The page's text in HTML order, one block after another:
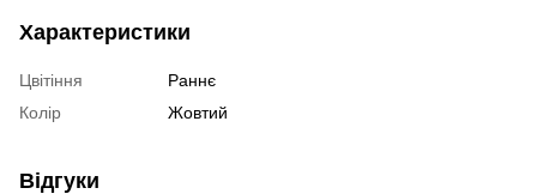
Характеристики
Цвітіння
Раннє
Колір
Жовтий
Відгуки